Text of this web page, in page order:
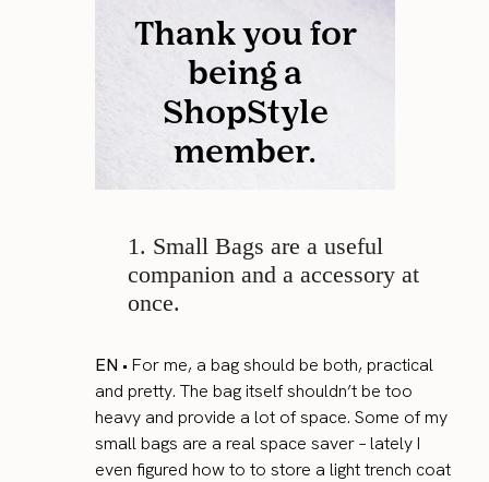
1. Small Bags are a useful
companion and a accessory at
once.
EN • For me, a bag should be both, practical
and pretty. The bag itself shouldn’t be too
heavy and provide a lot of space. Some of my
small bags are a real space saver – lately I
even figured how to to store a light trench coat